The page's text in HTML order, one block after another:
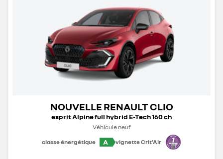
NOUVELLE RENAULT CLIO
esprit Alpine full hybrid E-Tech 160 ch
Véhicule neuf
classe énergétique
A vignette Crit'Air